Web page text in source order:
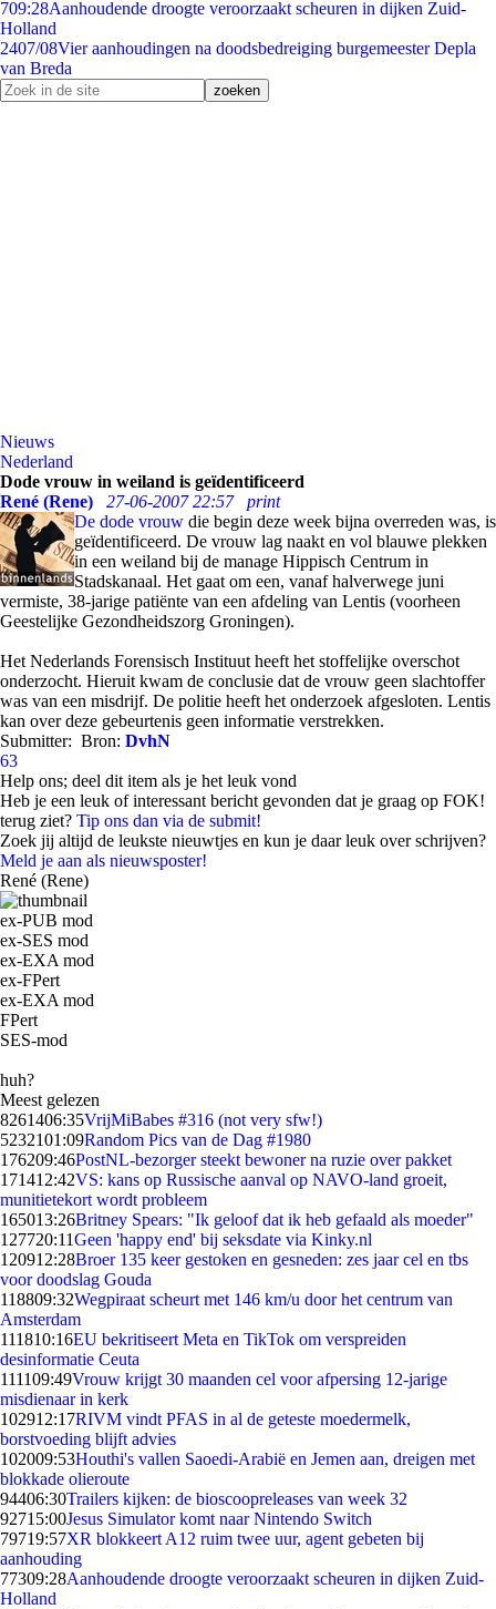
709:28Aanhoudende droogte veroorzaakt scheuren in dijken Zuid-
Holland
2407/08Vier aanhoudingen na doodsbedreiging burgemeester Depla
van Breda
Nieuws
Nederland
Dode vrouw in weiland is geïdentificeerd
René (Rene)
27-06-2007 22:57
print
De dode vrouw die begin deze week bijna overreden was, is
geïdentificeerd. De vrouw lag naakt en vol blauwe plekken
in een weiland bij de manage Hippisch Centrum in
Stadskanaal. Het gaat om een, vanaf halverwege juni
vermiste, 38-jarige patiënte van een afdeling van Lentis (voorheen
Geestelijke Gezondheidszorg Groningen).
Het Nederlands Forensisch Instituut heeft het stoffelijke overschot
onderzocht. Hieruit kwam de conclusie dat de vrouw geen slachtoffer
was van een misdrijf. De politie heeft het onderzoek afgesloten. Lentis
kan over deze gebeurtenis geen informatie verstrekken.
Submitter: Bron: DvhN
63
Help ons; deel dit item als je het leuk vond
Heb je een leuk of interessant bericht gevonden dat je graag op FOK!
terug ziet? Tip ons dan via de submit!
Zoek jij altijd de leukste nieuwtjes en kun je daar leuk over schrijven?
Meld je aan als nieuwsposter!
René (Rene)
ex-PUB mod
ex-SES mod
ex-EXA mod
ex-FPert
ex-EXA mod
FPert
SES-mod
huh?
Meest gelezen
8261406:35VrijMiBabes #316 (not very sfw!)
5232101:09Random Pics van de Dag #1980
176209:46PostNL-bezorger steekt bewoner na ruzie over pakket
171412:42VS: kans op Russische aanval op NAVO-land groeit,
munitietekort wordt probleem
165013:26Britney Spears: "Ik geloof dat ik heb gefaald als moeder"
127720:11Geen 'happy end' bij seksdate via Kinky.nl
120912:28Broer 135 keer gestoken en gesneden: zes jaar cel en tbs
voor doodslag Gouda
118809:32Wegpiraat scheurt met 146 km/u door het centrum van
Amsterdam
111810:16EU bekritiseert Meta en TikTok om verspreiden
desinformatie Ceuta
111109:49Vrouw krijgt 30 maanden cel voor afpersing 12-jarige
misdienaar in kerk
102912:17RIVM vindt PFAS in al de geteste moedermelk,
borstvoeding blijft advies
102009:53Houthi's vallen Saoedi-Arabië en Jemen aan, dreigen met
blokkade olieroute
94406:30Trailers kijken: de bioscoopreleases van week 32
92715:00Jesus Simulator komt naar Nintendo Switch
79719:57XR blokkeert A12 ruim twee uur, agent gebeten bij
aanhouding
77309:28Aanhoudende droogte veroorzaakt scheuren in dijken Zuid-
Holland